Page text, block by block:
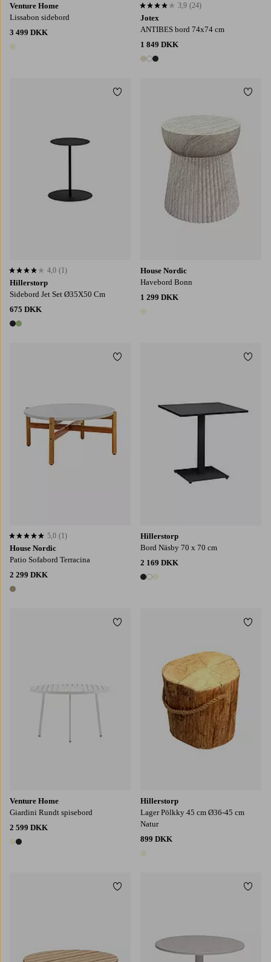
Venture Home
Lissabon sidebord
3 499 DKK
1 farve
Jotex
ANTIBES bord 74x74 cm
1 849 DKK
3 farver
3,9 baseret på 24 bedømmelser
3,9 (24)
Hillerstorp
Sidebord Jet Set Ø35X50 Cm
675 DKK
2 farver
4,0 baseret på 1 bedømmelser
4,0 (1)
Tilføj til favoritter
House Nordic
Havebord Bonn
1 299 DKK
House Nordic
Patio Sofabord Terracina
2 299 DKK
1 farve
5,0 baseret på 1 bedømmelser
5,0 (1)
Tilføj til favoritter
Hillerstorp
Bord Näsby 70 x 70 cm
2 169 DKK
3 farver
Venture Home
Giardini Rundt spisebord
2 599 DKK
2 farver
Tilføj til favoritter
Hillerstorp
Lager Pölkky 45 cm Ø36-45 cm
Natur
899 DKK
1 farve
Tilføj til favoritter